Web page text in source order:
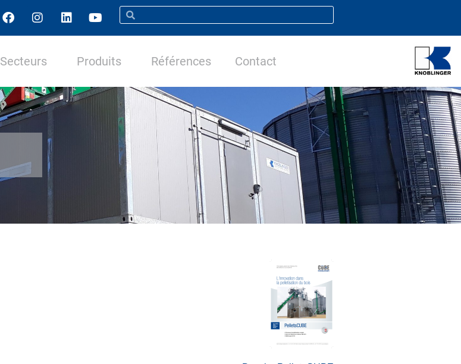
Secteurs Produits Références Contact